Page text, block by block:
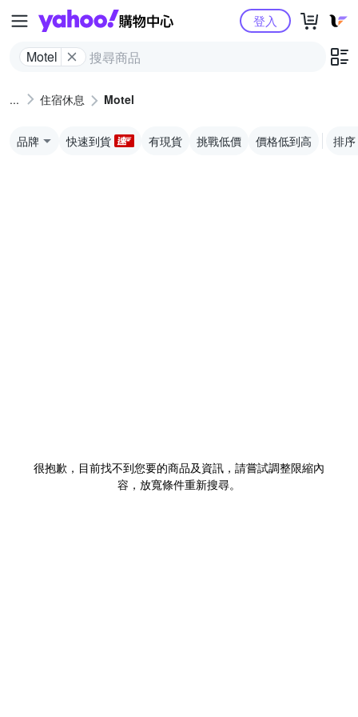
Yahoo購物中心
Motel
登入
住宿休息 Motel
品牌 快速到貨 有現貨 挑戰低價 價格低到高 排序
很抱歉，目前找不到您要的商品及資訊，請嘗試調整限縮內
容，放寬條件重新搜尋。